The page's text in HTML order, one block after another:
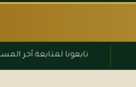
تابعونا لمتابعة آخر